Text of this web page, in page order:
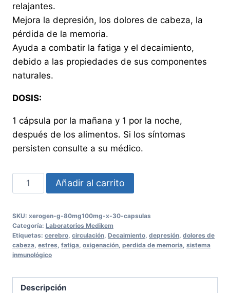
relajantes.
Mejora la depresión, los dolores de cabeza, la
pérdida de la memoria.
Ayuda a combatir la fatiga y el decaimiento,
debido a las propiedades de sus componentes
naturales.
DOSIS:
1 cápsula por la mañana y 1 por la noche,
después de los alimentos. Si los síntomas
persisten consulte a su médico.
XEROGEN
G
X
30
CAPSULAS
cantidad
Añadir al carrito
SKU: xerogen-g-80mg100mg-x-30-capsulas
Categoría: Laboratorios Medikem
Etiquetas: cerebro circulación Decaimiento depresión dolores de
cabeza estres fatiga oxigenación perdida de memoria sistema
inmunológico
Descripción